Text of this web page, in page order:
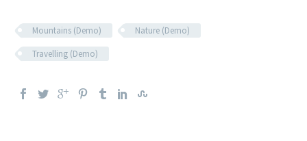
Mountains (Demo)
Nature (Demo)
Travelling (Demo)